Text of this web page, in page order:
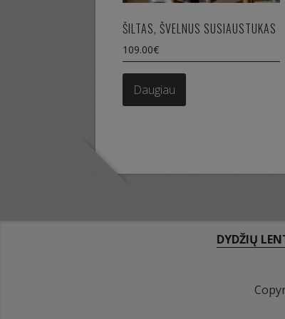
ŠILTAS, ŠVELNUS SUSIAUSTUKAS
109.00€
Daugiau
DYDŽIŲ